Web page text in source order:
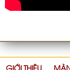
GIỚI THIỆU